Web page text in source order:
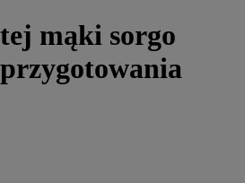
mąki sorgo